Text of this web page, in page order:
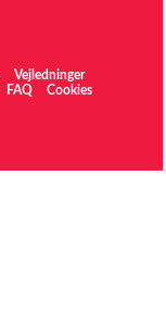
Vejledninger
FAQ Cookies